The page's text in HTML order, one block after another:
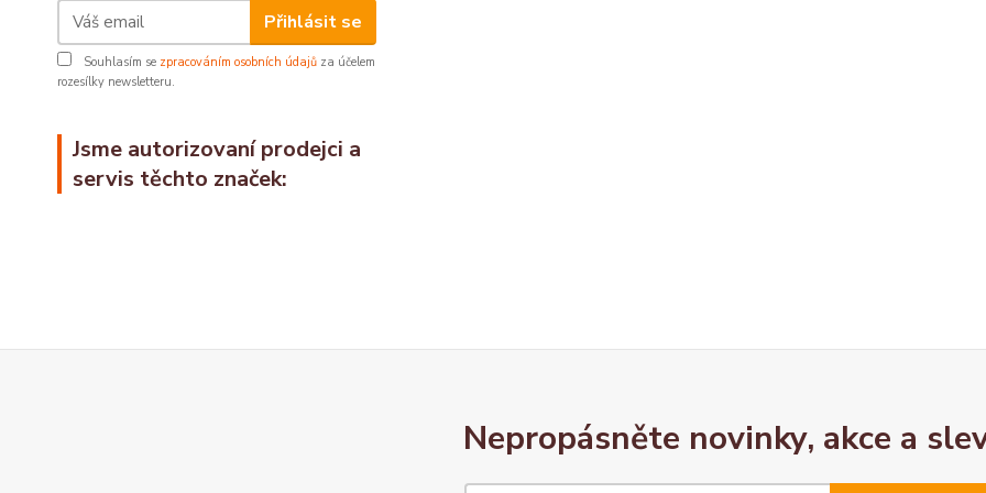
Přihlásit se
Souhlasím se zpracováním osobních údajů za účelem
rozesílky newsletteru.
Jsme autorizovaní prodejci a
servis těchto značek:
Nepropásněte novinky, akce a